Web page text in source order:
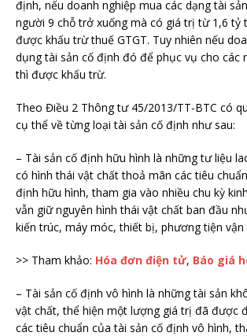
định, nếu doanh nghiệp mua các dạng tài
người 9 chỗ trở xuống mà có giá trị từ 1,6 tỷ
được khấu trừ thuế GTGT. Tuy nhiên nếu
dụng tài sản cố định đó để phục vụ cho các
thì được khấu trừ.
Theo Điều 2 Thông tư 45/2013/TT-BTC có
cụ thể về từng loại tài sản cố định như sau:
– Tài sản cố định hữu hình là những tư liệu
có hình thái vật chất thoả mãn các tiêu
định hữu hình, tham gia vào nhiều chu kỳ
vẫn giữ nguyên hình thái vật chất ban đầu
kiến trúc, máy móc, thiết bị, phương tiện
>> Tham khảo: Hóa đơn điện tử, Báo giá
– Tài sản cố định vô hình là những tài sản
vật chất, thể hiện một lượng giá trị đã được
các tiêu chuẩn của tài sản cố định vô hình,